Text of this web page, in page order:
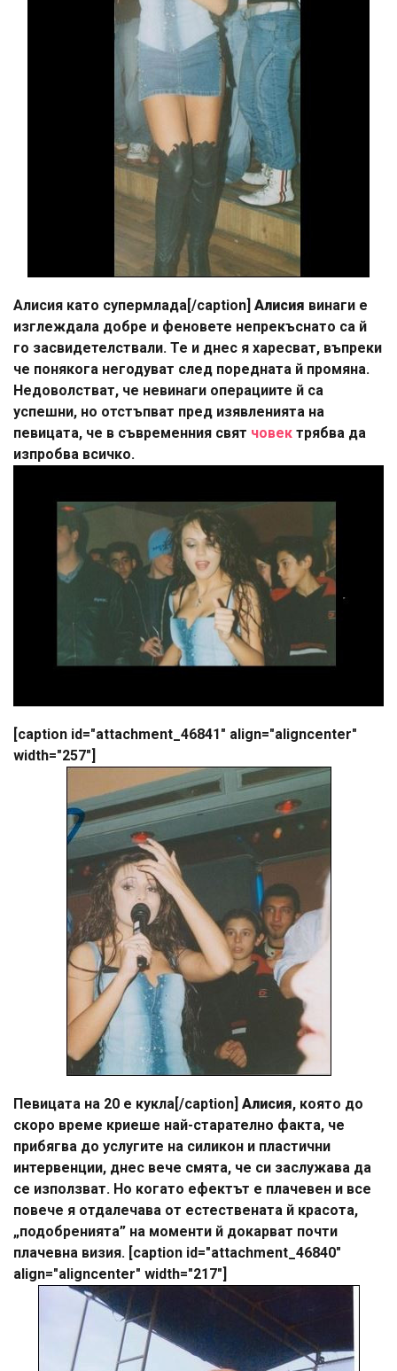
Алисия като супермлада[/caption] Алисия винаги е
изглеждала добре и феновете непрекъснато са й
го засвидетелствали. Те и днес я харесват, въпреки
че понякога негодуват след поредната й промяна.
Недоволстват, че невинаги операциите й са
успешни, но отстъпват пред изявленията на
певицата, че в съвременния свят човек трябва да
изпробва всичко.
[caption id="attachment_46841" align="aligncenter"
width="257"]
Певицата на 20 е кукла[/caption] Алисия, която до
скоро време криеше най-старателно факта, че
прибягва до услугите на силикон и пластични
интервенции, днес вече смята, че си заслужава да
се използват. Но когато ефектът е плачевен и все
повече я отдалечава от естествената й красота,
„подобренията” на моменти й докарват почти
плачевна визия. [caption id="attachment_46840"
align="aligncenter" width="217"]